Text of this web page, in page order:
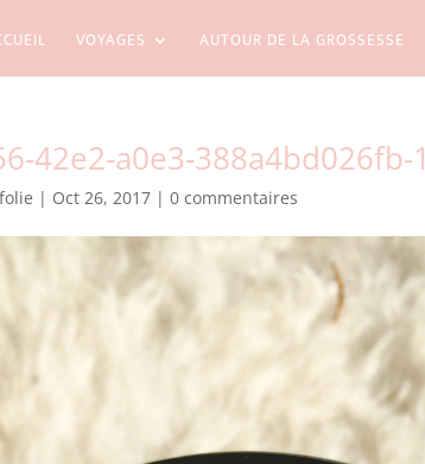
VOYAGES AUTOUR DE LA GROSSESSE
42e2-a0e3-388a4bd026fb-1
| Oct 26, 2017 |0 commentaires